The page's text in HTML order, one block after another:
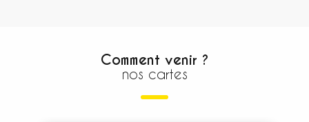
Comment venir ?
nos cartes